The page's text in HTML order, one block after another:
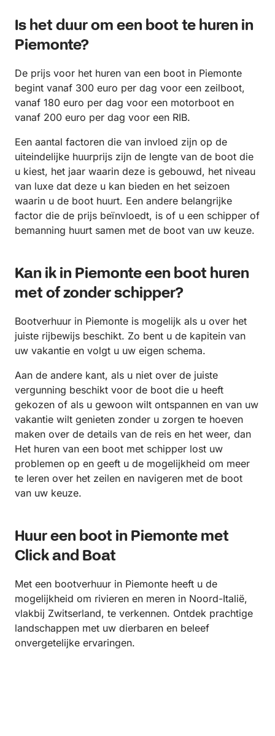
Is het duur om een ​​boot te huren in
Piemonte?
De prijs voor het huren van een boot in Piemonte
begint vanaf 300 euro per dag voor een zeilboot,
vanaf 180 euro per dag voor een motorboot en
vanaf 200 euro per dag voor een RIB.
Een aantal factoren die van invloed zijn op de
uiteindelijke huurprijs zijn de lengte van de boot die
u kiest, het jaar waarin deze is gebouwd, het niveau
van luxe dat deze u kan bieden en het seizoen
waarin u de boot huurt. Een andere belangrijke
factor die de prijs beïnvloedt, is of u een schipper of
bemanning huurt samen met de boot van uw keuze.
Kan ik in Piemonte een boot huren
met of zonder schipper?
Bootverhuur in Piemonte is mogelijk als u over het
juiste rijbewijs beschikt. Zo bent u de kapitein van
uw vakantie en volgt u uw eigen schema.
Aan de andere kant, als u niet over de juiste
vergunning beschikt voor de boot die u heeft
gekozen of als u gewoon wilt ontspannen en van uw
vakantie wilt genieten zonder u zorgen te hoeven
maken over de details van de reis en het weer, dan
Het huren van een boot met schipper lost uw
problemen op en geeft u de mogelijkheid om meer
te leren over het zeilen en navigeren met de boot
van uw keuze.
Huur een boot in Piemonte met
Click and Boat
Met een bootverhuur in Piemonte heeft u de
mogelijkheid om rivieren en meren in Noord-Italië,
vlakbij Zwitserland, te verkennen. Ontdek prachtige
landschappen met uw dierbaren en beleef
onvergetelijke ervaringen.